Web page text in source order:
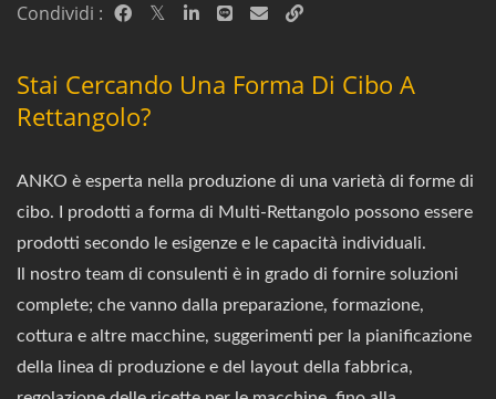
Condividi :
Stai Cercando Una Forma Di Cibo A
Rettangolo?
ANKO è esperta nella produzione di una varietà di forme di
cibo. I prodotti a forma di Multi-Rettangolo possono essere
prodotti secondo le esigenze e le capacità individuali.
Il nostro team di consulenti è in grado di fornire soluzioni
complete; che vanno dalla preparazione, formazione,
cottura e altre macchine, suggerimenti per la pianificazione
della linea di produzione e del layout della fabbrica,